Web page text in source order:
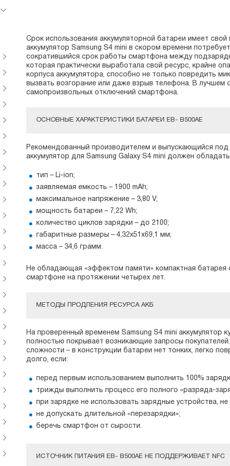
Срок использования аккумуляторной батареи имеет
аккумулятор Samsung S4 mini в скором времени
сократившийся срок работы смартфона между
которая практически выработала свой ресурс, крайне
корпуса аккумулятора, способно не только повредить
вызвать возгорание или даже взрыв телефона. В лучшем
самопроизвольных отключений смартфона.
ОСНОВНЫЕ ХАРАКТЕРИСТИКИ БАТАРЕИ EB- B500AE
Рекомендованный производителем и выпускающийся под
аккумулятор для Samsung Galaxy S4 mini должен
тип – Li-ion;
заявляемая емкость – 1900 mAh;
максимальное напряжение – 3,80 V;
мощность батареи – 7,22 Wh;
количество циклов зарядки – до 2100;
габаритные размеры – 4,32x51x69,1 мм;
масса – 34,6 грамм.
Не обладающая «эффектом памяти» компактная
смартфоне на протяжении четырех лет.
МЕТОДЫ ПРОДЛЕНИЯ РЕСУРСА АКБ
На проверенный временем Samsung S4 mini аккумулятор
полностью покрывает возникающие запросы
сложности – в конструкции батареи нет тонких, легко
долго, если:
перед первым использованием выполнить 100%
трижды выполнить процесс его полного «разряда-
при зарядке не использовать зарядные устройства,
не допускать длительной «перезарядки»;
беречь смартфон от сырости.
ИСТОЧНИК ПИТАНИЯ EB- B500AE НЕ ПОДДЕРЖИВАЕТ NFC